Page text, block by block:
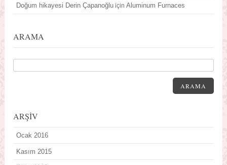
Doğum hikayesi Derin Çapanoğlu içinAluminum Furnaces
ARAMA
ARAMA
ARŞİV
Ocak 2016
Kasım 2015